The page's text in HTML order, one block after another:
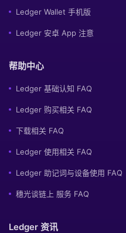
Ledger Wallet 手机版
Ledger 安卓 App 注意
帮助中心
Ledger 基础认知 FAQ
Ledger 购买相关 FAQ
下载相关 FAQ
Ledger 使用相关 FAQ
Ledger 助记词与设备使用 FAQ
穗光谈链上 服务 FAQ
Ledger 资讯